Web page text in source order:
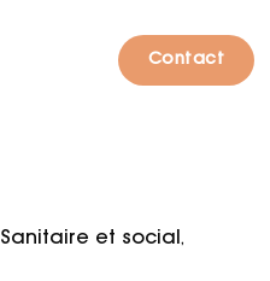
Contact
Sanitaire et social ,